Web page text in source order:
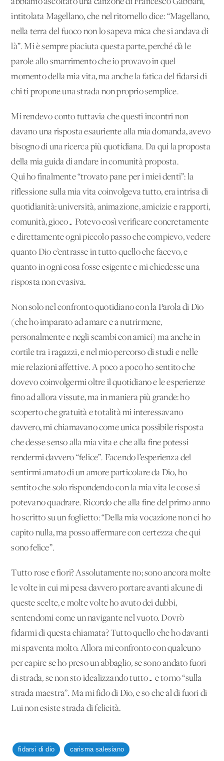
intitolata Magellano, che nel ritornello dice: “Magellano,
nella terra del fuoco non lo sapeva mica che si andava di
là”. Mi è sempre piaciuta questa parte, perché dà le
parole allo smarrimento che io provavo in quel
momento della mia vita, ma anche la fatica del fidarsi di
chi ti propone una strada non proprio semplice.
Mi rendevo conto tuttavia che questi incontri non
davano una risposta esauriente alla mia domanda, avevo
bisogno di una ricerca più quotidiana. Da qui la proposta
della mia guida di andare in comunità proposta.
Qui ho finalmente “trovato pane per i miei denti”: la
riflessione sulla mia vita coinvolgeva tutto, era intrisa di
quotidianità: università, animazione, amicizie e rapporti,
comunità, gioco… Potevo così verificare concretamente
e direttamente ogni piccolo passo che compievo, vedere
quanto Dio c’entrasse in tutto quello che facevo, e
quanto in ogni cosa fosse esigente e mi chiedesse una
risposta non evasiva.
Non solo nel confronto quotidiano con la Parola di Dio
(che ho imparato ad amare e a nutrirmene,
personalmente e negli scambi con amici) ma anche in
cortile tra i ragazzi, e nel mio percorso di studi e nelle
mie relazioni affettive. A poco a poco ho sentito che
dovevo coinvolgermi oltre il quotidiano e le esperienze
fino ad allora vissute, ma in maniera più grande: ho
scoperto che gratuità e totalità mi interessavano
davvero, mi chiamavano come unica possibile risposta
che desse senso alla mia vita e che alla fine potessi
rendermi davvero “felice”. Facendo l’esperienza del
sentirmi amato di un amore particolare da Dio, ho
sentito che solo rispondendo con la mia vita le cose si
potevano quadrare. Ricordo che alla fine del primo anno
ho scritto su un foglietto: “Della mia vocazione non ci ho
capito nulla, ma posso affermare con certezza che qui
sono felice”.
Tutto rose e fiori? Assolutamente no; sono ancora molte
le volte in cui mi pesa davvero portare avanti alcune di
queste scelte, e molte volte ho avuto dei dubbi,
sentendomi come un navigante nel vuoto. Dovrò
fidarmi di questa chiamata? Tutto quello che ho davanti
mi spaventa molto. Allora mi confronto con qualcuno
per capire se ho preso un abbaglio, se sono andato fuori
di strada, se non sto idealizzando tutto… e torno “sulla
strada maestra”. Ma mi fido di Dio, e so che al di fuori di
Lui non esiste strada di felicità.
fidarsi di dio carisma salesiano